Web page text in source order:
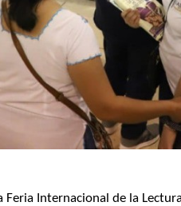
Internacional de la